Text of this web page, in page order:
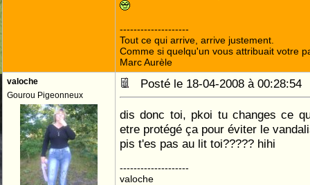
--------------------
Tout ce qui arrive, arrive justement.
Comme si quelqu'un vous attribuait votre
Marc Aurèle
valoche
Gourou Pigeonneux
Posté le 18-04-2008 à
dis donc toi, pkoi tu changes ce
etre protégé ça pour éviter le
pis t'es pas au lit toi????? hihi
--------------------
valoche